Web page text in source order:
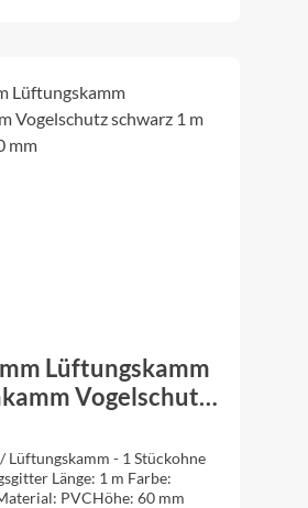
Lüftungskamm
Vogelschutz
mm
Lüftungskamm - 1 Stückohne
Länge: 1 m Farbe:
PVCHöhe: 60 mm